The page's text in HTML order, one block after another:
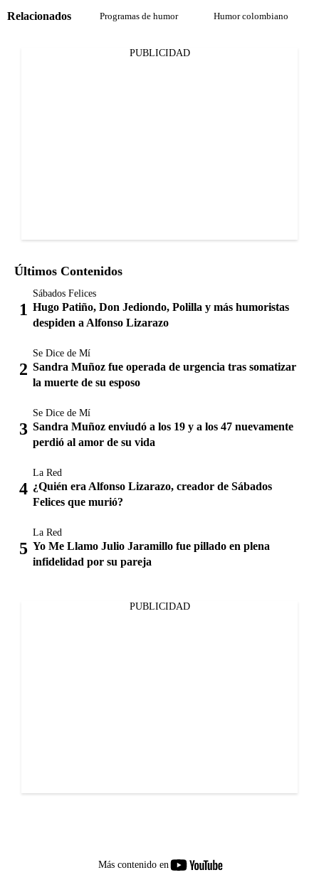
Relacionados Programas de humor Humor colombiano
PUBLICIDAD
Últimos Contenidos
Sábados Felices
Hugo Patiño, Don Jediondo, Polilla y más humoristas
despiden a Alfonso Lizarazo
Se Dice de Mí
Sandra Muñoz fue operada de urgencia tras somatizar
la muerte de su esposo
Se Dice de Mí
Sandra Muñoz enviudó a los 19 y a los 47 nuevamente
perdió al amor de su vida
La Red
¿Quién era Alfonso Lizarazo, creador de Sábados
Felices que murió?
La Red
Yo Me Llamo Julio Jaramillo fue pillado en plena
infidelidad por su pareja
PUBLICIDAD
Más contenido en
youtube-